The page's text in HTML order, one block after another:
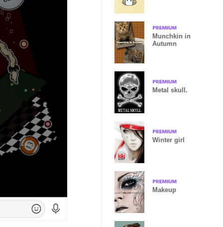
Munchkin in
Autumn
Metal skull.
Winter girl
Makeup